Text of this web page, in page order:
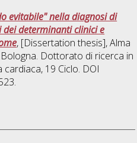
evitabile" nella diagnosi di
determinanti clinici e
, [Dissertation thesis], Alma
Dottorato di ricerca in
cardiaca, 19 Ciclo. DOI